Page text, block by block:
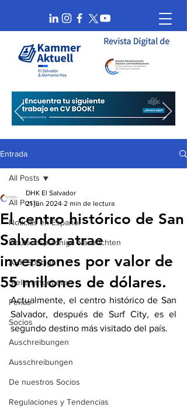
Entrada
All Posts
Noticias en Español
Deutschsprachige Nachrichten
AHK Spotlight
Stellenangebote
Ferias
Socios
Auschreibungen
Ausschreibungen
De nuestros Socios
Regulaciones y Tendencias
All Posts
El centro histórico de San
Salvador atrae
inversiones por valor de
55 millones de dólares.
DHK El Salvador
21 jun 2024 2 min de lectura
Actualmente, el centro histórico de San
Salvador, después de Surf City, es el
segundo destino más visitado del país.